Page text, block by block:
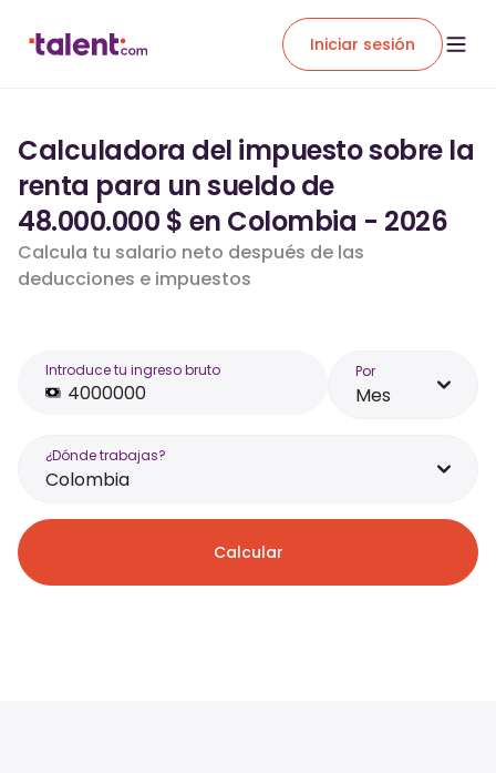
Iniciar sesión
Calculadora del impuesto sobre la
renta para un sueldo de
48.000.000 $ en Colombia - 2026
Calcula tu salario neto después de las
deducciones e impuestos
Introduce tu ingreso bruto Por
Mes
¿Dónde trabajas?
Colombia
Calcular